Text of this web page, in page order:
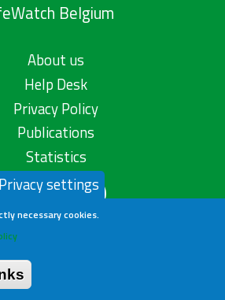
Belgium
About us
Help Desk
Privacy Policy
Publications
Statistics
Contact us
Privacy settings
necessary cookies.